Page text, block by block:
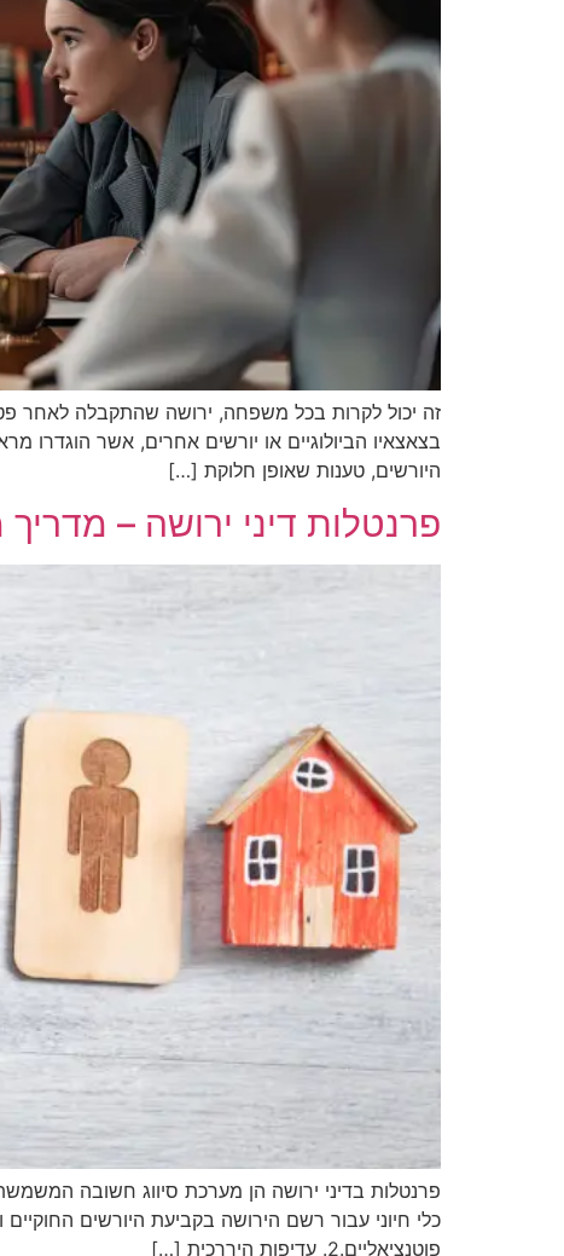
זה יכול לקרות בכל משפחה, ירושה שהתקבלה לאחר
בצאצאיו הביולוגיים או יורשים אחרים, אשר הוגדרו
היורשים, טענות שאופן חלוקת […]
פרנטלות דיני ירושה –
פרנטלות בדיני ירושה הן מערכת סיווג חשובה
פוטנציאליים.2. עדיפות היררכית […]